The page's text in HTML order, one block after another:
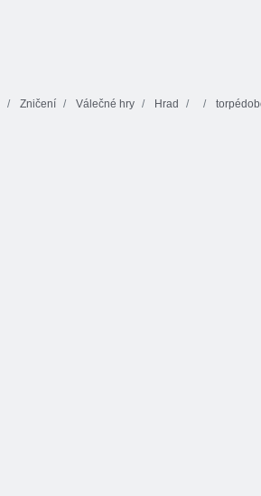
Zničení Válečné hry Hrad